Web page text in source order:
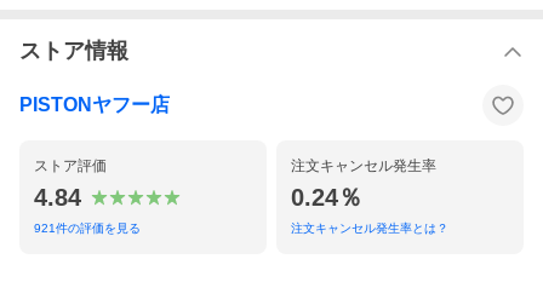
ストア情報
PISTONヤフー店
ストア評価
4.84
921件の評価を見る
注文キャンセル発生率
0.24％
注文キャンセル発生率とは？